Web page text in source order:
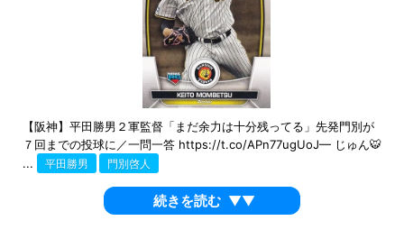
【阪神】平田勝男２軍監督「まだ余力は十分残ってる」先発門別が
７回までの投球に／一問一答 https://t.co/APn77ugUoJ— じゅん🐯
...
平田勝男 門別啓人
続きを読む ▼▼